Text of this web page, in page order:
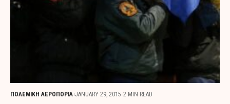
ΠΟΛΕΜΙΚΗ ΑΕΡΟΠΟΡΙΑ JANUARY 29, 2015 2 MIN READ